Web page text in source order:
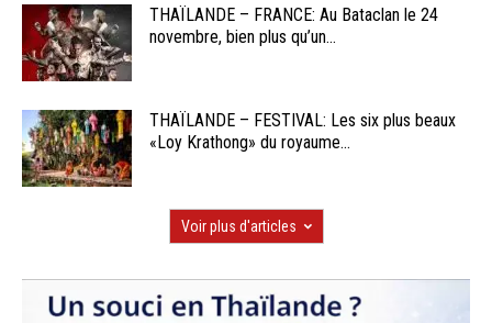
THAÏLANDE – FRANCE: Au Bataclan le 24
novembre, bien plus qu’un...
THAÏLANDE – FESTIVAL: Les six plus beaux
«Loy Krathong» du royaume...
Voir plus d'articles